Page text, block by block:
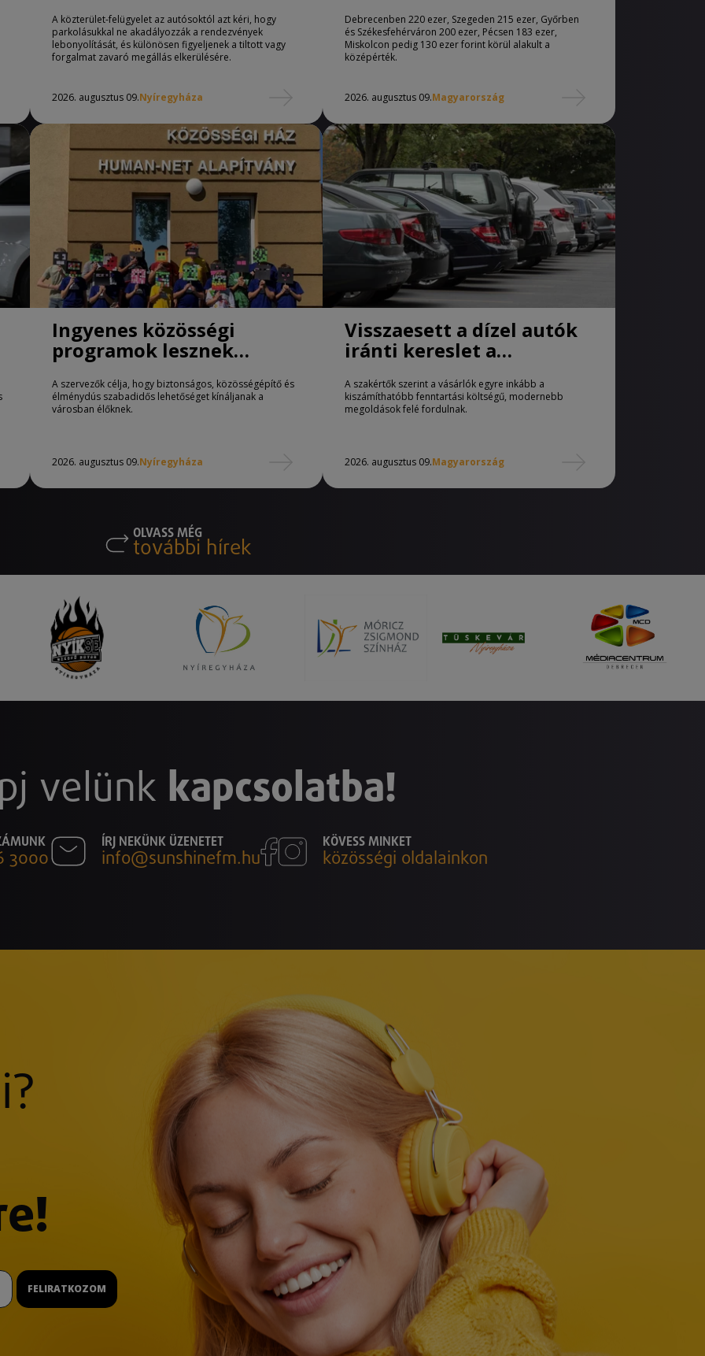
A közterület-felügyelet az autósoktól azt kéri, hogy
parkolásukkal ne akadályozzák a rendezvények
lebonyolítását, és különösen figyeljenek a tiltott vagy
forgalmat zavaró megállás elkerülésére.
2026. augusztus 09.Nyíregyháza
Debrecenben 220 ezer, Szegeden 215 ezer, Győrben
és Székesfehérváron 200 ezer, Pécsen 183 ezer,
Miskolcon pedig 130 ezer forint körül alakult a
középérték.
2026. augusztus 09.Magyarország
Ingyenes közösségi
programok lesznek
Nyíregyházán
A szervezők célja, hogy biztonságos, közösségépítő és
élménydús szabadidős lehetőséget kínáljanak a
városban élőknek.
2026. augusztus 09.Nyíregyháza
Visszaesett a dízel autók
iránti kereslet a
A szakértők szerint a vásárlók egyre inkább a
kiszámíthatóbb fenntartási költségű, modernebb
megoldások felé fordulnak.
2026. augusztus 09.Magyarország
OLVASS MÉG
további hírek
velünk kapcsolatba!
3000
ÍRJ NEKÜNK ÜZENETET
info@sunshinefm.hu
KÖVESS MINKET
közösségi oldalainkon
FELIRATKOZOM